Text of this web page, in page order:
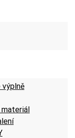
výplně